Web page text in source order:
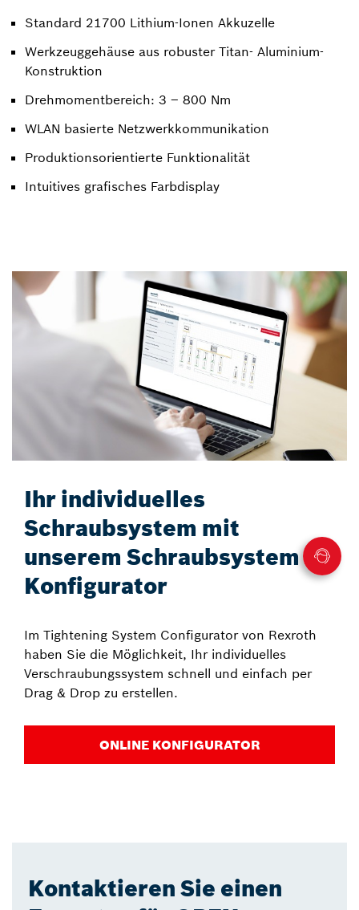
Standard 21700 Lithium-Ionen Akkuzelle
Werkzeuggehäuse aus robuster Titan- Aluminium-
Konstruktion
Drehmomentbereich: 3 – 800 Nm
WLAN basierte Netzwerkkommunikation
Produktionsorientierte Funktionalität
Intuitives grafisches Farbdisplay
Ihr individuelles
Schraubsystem mit
unserem Schraubsystem
Konfigurator
Im Tightening System Configurator von Rexroth
haben Sie die Möglichkeit, Ihr individuelles
Verschraubungssystem schnell und einfach per
Drag & Drop zu erstellen.
ONLINE KONFIGURATOR
Kontaktieren Sie einen